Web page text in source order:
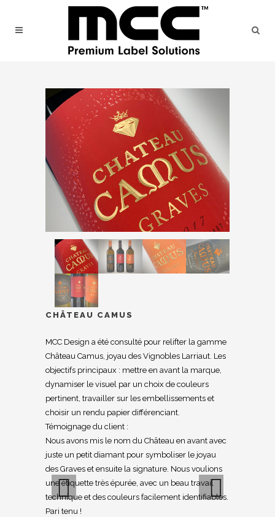
CHÂTEAU CAMUS
MCC Design a été consulté pour relifter la gamme
Château Camus, joyau des Vignobles Larriaut. Les
objectifs principaux : mettre en avant la marque,
dynamiser le visuel par un choix de couleurs
pertinent, travailler sur les embellissements et
choisir un rendu papier différenciant.
Témoignage du client :
Nous avons mis le nom du Château en avant avec
juste un petit diamant pour symboliser le joyau
des Graves et ensuite la signature. Nous voulions
une étiquette très épurée, avec un beau travail
technique et des couleurs facilement identifiables.
Pari tenu !